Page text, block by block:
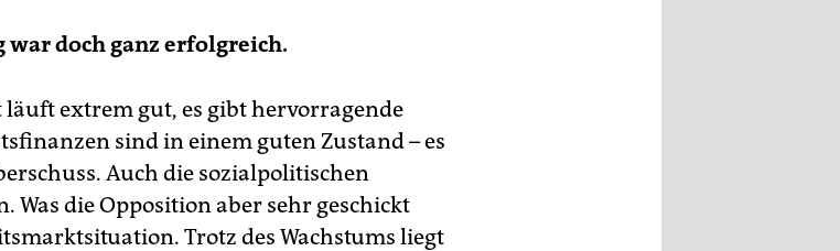
war doch ganz erfolgreich.
läuft extrem gut, es gibt hervorragende
sind in einem guten Zustand – es
Auch die sozialpolitischen
die Opposition aber sehr geschickt
Trotz des Wachstums liegt